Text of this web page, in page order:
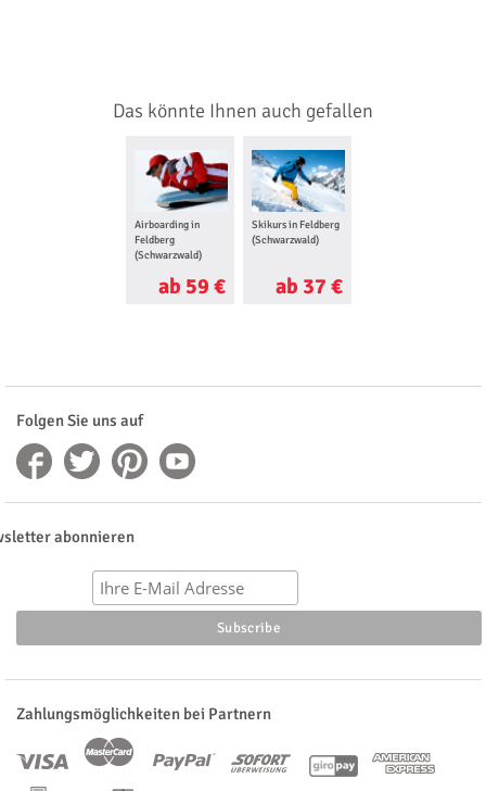
Das könnte Ihnen auch gefallen
Airboarding in
Feldberg
(Schwarzwald)
ab 59 €
Skikurs in Feldberg
(Schwarzwald)
ab 37 €
Folgen Sie uns auf
abonnieren
Zahlungsmöglichkeiten bei Partnern